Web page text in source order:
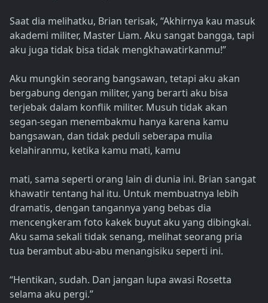
Saat dia melihatku, Brian terisak, “Akhirnya kau masuk
akademi militer, Master Liam. Aku sangat bangga, tapi
aku juga tidak bisa tidak mengkhawatirkanmu!”
Aku mungkin seorang bangsawan, tetapi aku akan
bergabung dengan militer, yang berarti aku bisa
terjebak dalam konflik militer. Musuh tidak akan
segan-segan menembakmu hanya karena kamu
bangsawan, dan tidak peduli seberapa mulia
kelahiranmu, ketika kamu mati, kamu
mati, sama seperti orang lain di dunia ini. Brian sangat
khawatir tentang hal itu. Untuk membuatnya lebih
dramatis, dengan tangannya yang bebas dia
mencengkeram foto kakek buyut aku yang dibingkai.
Aku sama sekali tidak senang, melihat seorang pria
tua berambut abu-abu menangisiku seperti ini.
“Hentikan, sudah. Dan jangan lupa awasi Rosetta
selama aku pergi.”